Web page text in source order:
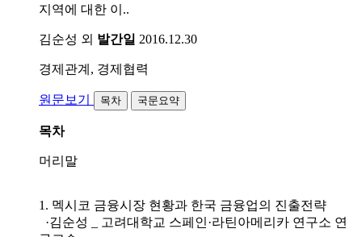
지역에 대한 이..
김순성 외 발간일 2016.12.30
경제관계, 경제협력
원문보기 목차 국문요약
목차
머리말
1. 멕시코 금융시장 현황과 한국 금융업의 진출전략
·김순성 _ 고려대학교 스페인·라틴아메리카 연구소 연